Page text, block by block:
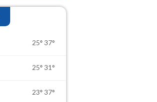
25° 37°
25° 31°
23° 37°